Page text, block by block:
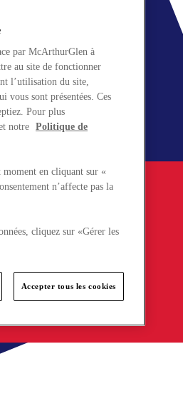
par McArthurGlen à
au site de fonctionner
l’utilisation du site,
vous sont présentées. Ces
Pour plus
notre Politique de
en cliquant sur «
n’affecte pas la
cliquez sur «Gérer les
Accepter tous les cookies